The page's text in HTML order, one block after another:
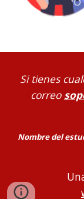
Si tienes
correo
Nombre del